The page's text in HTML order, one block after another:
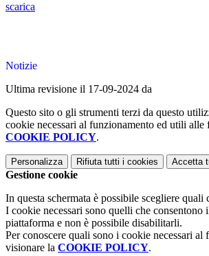
scarica
Notizie
Ultima revisione il 17-09-2024 da
Questo sito o gli strumenti terzi da questo
cookie necessari al funzionamento ed utili alle
COOKIE POLICY.
Personalizza Rifiuta tutti i cookies Accetta
Gestione cookie
In questa schermata è possibile scegliere quali
I cookie necessari sono quelli che consentono
piattaforma e non è possibile disabilitarli.
Per conoscere quali sono i cookie necessari al
visionare la COOKIE POLICY.